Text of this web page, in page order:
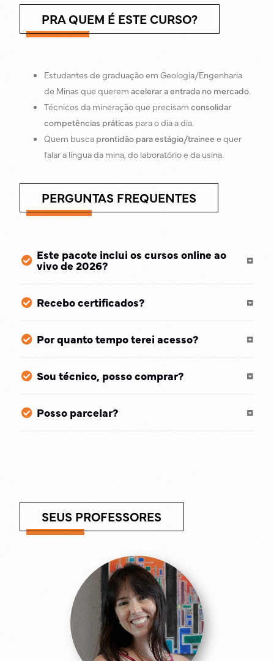
PRA QUEM É ESTE CURSO?
Estudantes de graduação em Geologia/Engenharia
de Minas que queremacelerar a entrada no mercado.
Técnicos da mineração que precisamconsolidar
competências práticas para o dia a dia.
Quem busca prontidão para estágio/trainee e quer
falar a língua da mina, do laboratório e da usina.
PERGUNTAS FREQUENTES
Este pacote inclui os cursos online ao
vivo de 2026?
Recebo certificados?
Por quanto tempo terei acesso?
Sou técnico, posso comprar?
Posso parcelar?
SEUS PROFESSORES